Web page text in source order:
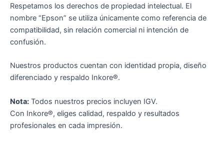
Respetamos los derechos de propiedad intelectual. El
nombre “Epson” se utiliza únicamente como referencia de
compatibilidad, sin relación comercial ni intención de
confusión.
Nuestros productos cuentan con identidad propia, diseño
diferenciado y respaldo Inkore®.
Nota: Todos nuestros precios incluyen IGV.
Con Inkore®, eliges calidad, respaldo y resultados
profesionales en cada impresión.